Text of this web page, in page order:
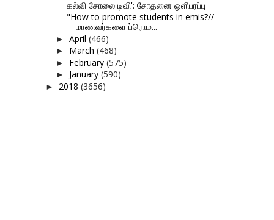
கல்வி சோலை டிவி': சோதனை ஒளிபரப்பு
"How to promote students in emis?//
மாணவர்களை ப்ரொம...
► April (466)
► March (468)
► February (575)
► January (590)
► 2018 (3656)